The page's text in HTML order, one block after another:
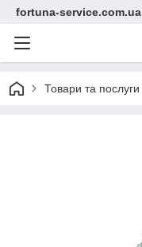
fortuna-service.com.ua
Товари та послуги